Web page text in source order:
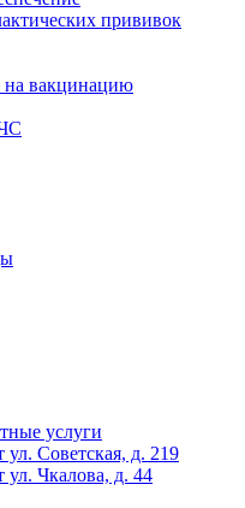
прививок
на вакцинацию
услуги
ул. Советская, д. 219
ул. Чкалова, д. 44